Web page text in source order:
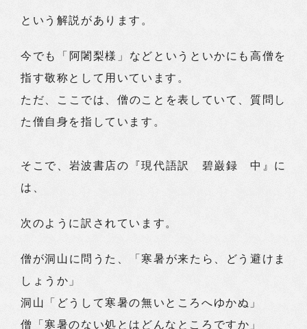
という解説があります。
今でも「阿闍梨様」などというといかにも高僧を
指す敬称として用いています。
ただ、ここでは、僧のことを表していて、質問し
た僧自身を指しています。
そこで、岩波書店の『現代語訳 碧巌録 中』に
は、
次のように訳されています。
僧が洞山に問うた、「寒暑が来たら、どう避けま
しょうか」
洞山「どうして寒暑の無いところへゆかぬ」
僧「寒暑のない処とはどんなところですか」